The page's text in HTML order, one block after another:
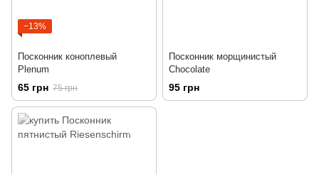
−13%
Посконник коноплевый
Plenum
65 грн 75 грн
Посконник морщинистый
Chocolate
95 грн